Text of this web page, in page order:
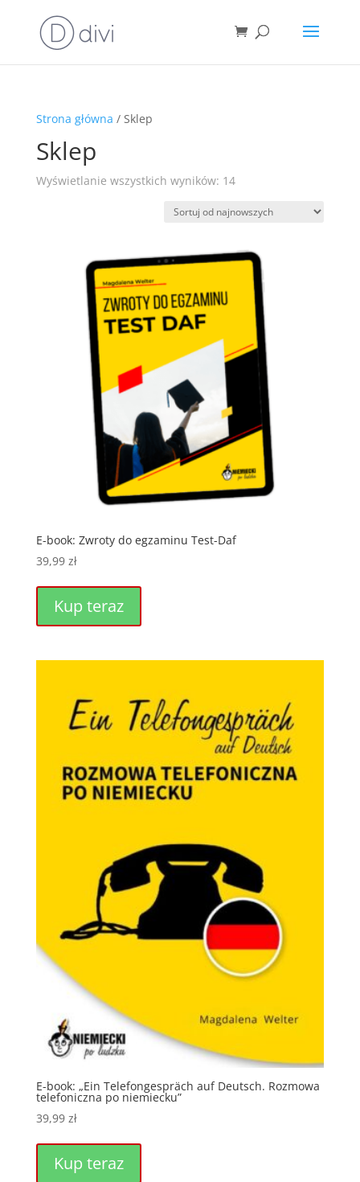
Strona główna / Sklep
Sklep
Wyświetlanie wszystkich wyników: 14Posortowane
najnowszych
E-book: Zwroty do egzaminu Test-Daf
39,99 zł
Kup teraz
E-book: „Ein Telefongespräch auf Deutsch. Rozmowa
telefoniczna po niemiecku”
39,99 zł
Kup teraz